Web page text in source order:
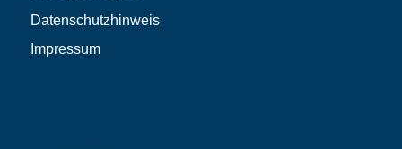
Datenschutzhinweis
Impressum